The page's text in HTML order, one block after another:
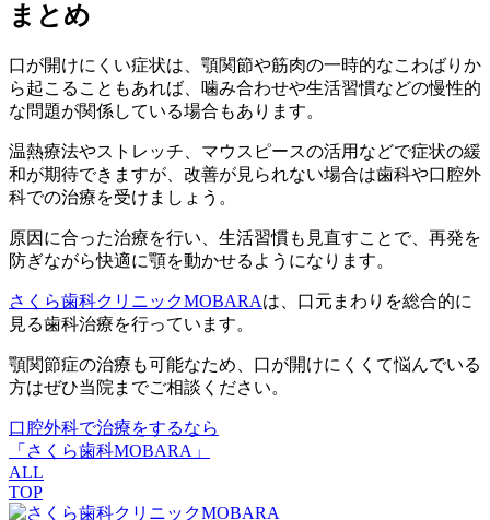
まとめ
口が開けにくい症状は、顎関節や筋肉の一時的なこわばりか
ら起こることもあれば、噛み合わせや生活習慣などの慢性的
な問題が関係している場合もあります。
温熱療法やストレッチ、マウスピースの活用などで症状の緩
和が期待できますが、改善が見られない場合は歯科や口腔外
科での治療を受けましょう。
原因に合った治療を行い、生活習慣も見直すことで、再発を
防ぎながら快適に顎を動かせるようになります。
さくら歯科クリニックMOBARAは、口元まわりを総合的に
見る歯科治療を行っています。
顎関節症の治療も可能なため、口が開けにくくて悩んでいる
方はぜひ当院までご相談ください。
口腔外科で治療をするなら
「さくら歯科MOBARA」
ALL
TOP